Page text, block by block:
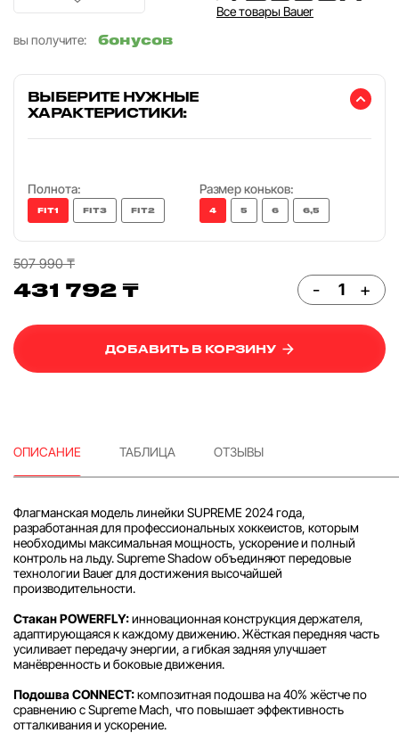
Все товары Bauer
вы получите:
бонусов
ВЫБЕРИТЕ НУЖНЫЕ
ХАРАКТЕРИСТИКИ:
Полнота:
FIT1 FIT3 FIT2
Размер коньков:
4 5 6 6,5
507 990 ₸
431 792 ₸ - +
ДОБАВИТЬ В КОРЗИНУ
ОПИСАНИЕ ТАБЛИЦА ОТЗЫВЫ
Флагманская модель линейки SUPREME 2024 года,
разработанная для профессиональных хоккеистов, которым
необходимы максимальная мощность, ускорение и полный
контроль на льду. Supreme Shadow объединяют передовые
технологии Bauer для достижения высочайшей
производительности.
Стакан POWERFLY:инновационная конструкция держателя,
адаптирующаяся к каждому движению. Жёсткая передняя часть
усиливает передачу энергии, а гибкая задняя улучшает
манёвренность и боковые движения.
Подошва CONNECT:композитная подошва на 40% жёстче по
сравнению с Supreme Mach, что повышает эффективность
отталкивания и ускорение.